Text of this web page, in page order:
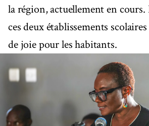
la région, actuellement en
ces deux établissements
de joie pour les habitants.